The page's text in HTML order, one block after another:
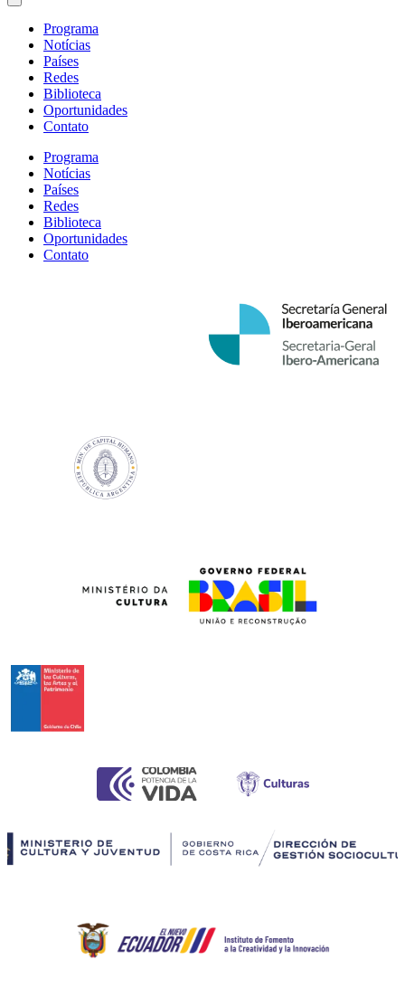
Programa
Notícias
Países
Redes
Biblioteca
Oportunidades
Contato
Programa
Notícias
Países
Redes
Biblioteca
Oportunidades
Contato